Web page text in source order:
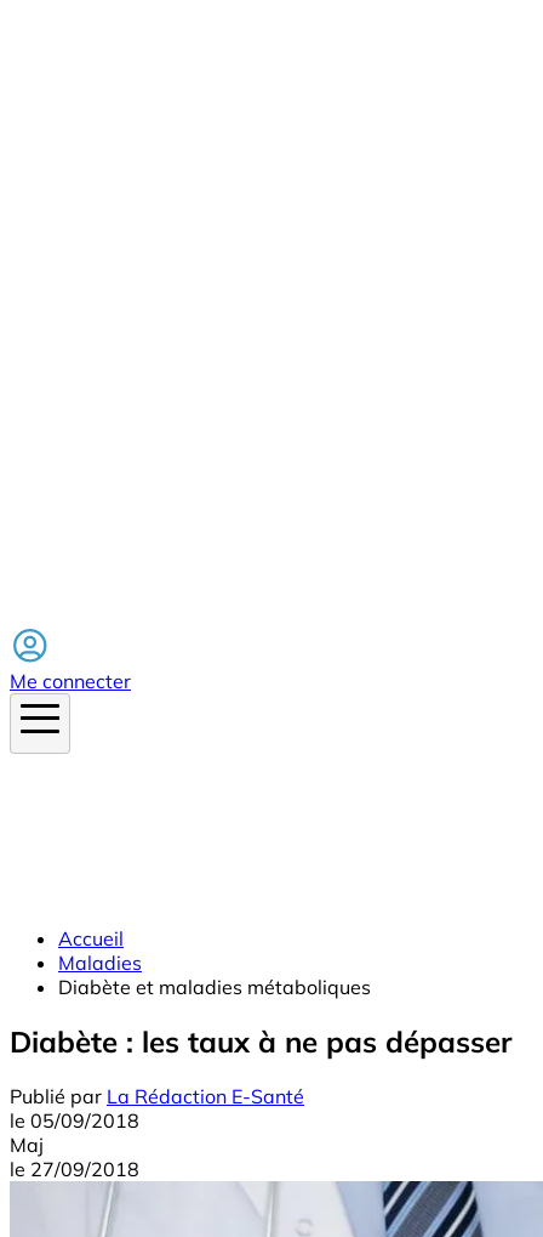
Me connecter
Accueil
Maladies
Diabète et maladies métaboliques
Diabète : les taux à ne pas dépasser
Publié par La Rédaction E-Santé
le 05/09/2018
Maj
le 27/09/2018